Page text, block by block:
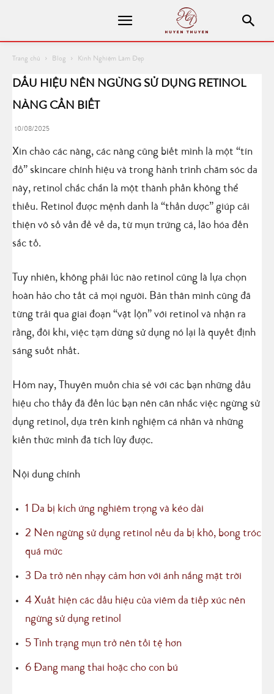
Trang chủ Blog Kinh Nghiệm Làm Đẹp
DẤU HIỆU NÊN NGỪNG SỬ DỤNG RETINOL
NÀNG CẦN BIẾT
10/08/2025
Xin chào các nàng, các nàng cũng biết mình là một “tín
đồ” skincare chính hiệu và trong hành trình chăm sóc da
này, retinol chắc chắn là một thành phần không thể
thiếu. Retinol được mệnh danh là “thần dược” giúp cải
thiện vô số vấn đề về da, từ mụn trứng cá, lão hóa đến
sắc tố.
Tuy nhiên, không phải lúc nào retinol cũng là lựa chọn
hoàn hảo cho tất cả mọi người. Bản thân mình cũng đã
từng trải qua giai đoạn “vật lộn” với retinol và nhận ra
rằng, đôi khi, việc tạm dừng sử dụng nó lại là quyết định
sáng suốt nhất.
Hôm nay, Thuyên muốn chia sẻ với các bạn những dấu
hiệu cho thấy đã đến lúc bạn nên cân nhắc việc ngừng sử
dụng retinol, dựa trên kinh nghiệm cá nhân và những
kiến thức mình đã tích lũy được.
Nội dung chính
1 Da bị kích ứng nghiêm trọng và kéo dài
2 Nên ngừng sử dụng retinol nếu da bị khô, bong tróc
quá mức
3 Da trở nên nhạy cảm hơn với ánh nắng mặt trời
4 Xuất hiện các dấu hiệu của viêm da tiếp xúc nên
ngừng sử dụng retinol
5 Tình trạng mụn trở nên tồi tệ hơn
6 Đang mang thai hoặc cho con bú